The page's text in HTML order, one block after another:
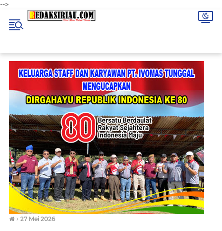
-->
› 27 Mei 2026